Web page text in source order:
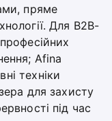
пряме
Для B2B-
Afina
техніки
для захисту
під час